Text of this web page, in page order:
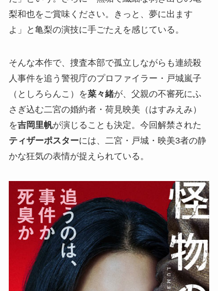
梨和也をご賞味ください。きっと、夢に出ます
よ」と亀梨の演技に手ごたえを感じている。
そんな本作で、捜査本部で孤立しながらも連続殺
人事件を追う警視庁のプロファイラー・戸城嵐子
（としろらんこ）を菜々緒が、父親の不審死にふ
さぎ込む二宮の婚約者・荷見映美（はすみえみ）
を吉岡里帆が演じることも決定。今回解禁された
ティザーポスターには、二宮・戸城・映美3者の静
かな狂気の表情が捉えられている。